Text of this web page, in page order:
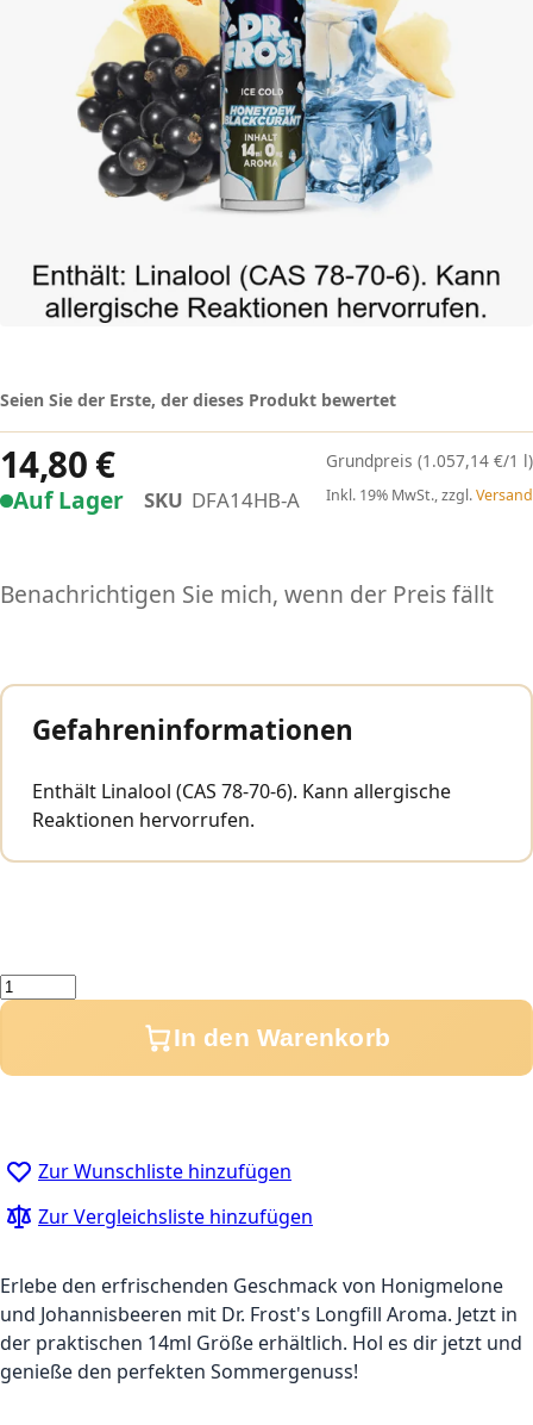
Auf Lager SKU DFA14HB-A
Seien Sie der Erste, der dieses Produkt bewertet
14,80 € (1.057,14 €/1 l)
Inkl. 19% MwSt., zzgl.Versand
Benachrichtigen Sie mich, wenn der Preis fällt
Gefahreninformationen
Enthält Linalool (CAS 78-70-6). Kann allergische
Reaktionen hervorrufen.
Menge
In den Warenkorb
Zur Wunschliste hinzufügen
Zur Vergleichsliste hinzufügen
Erlebe den erfrischenden Geschmack von Honigmelone
und Johannisbeeren mit Dr. Frost's Longfill Aroma. Jetzt in
der praktischen 14ml Größe erhältlich. Hol es dir jetzt und
genieße den perfekten Sommergenuss!